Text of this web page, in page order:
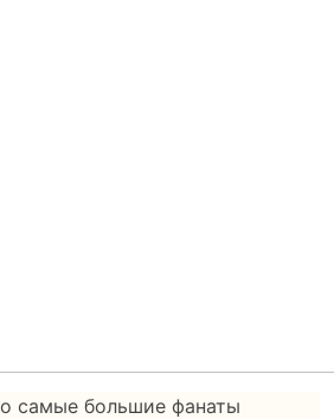
самые большие фанаты